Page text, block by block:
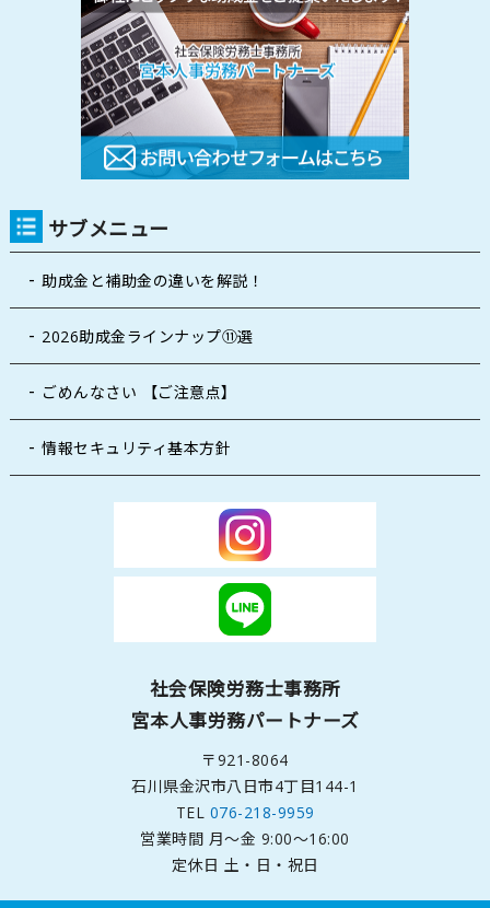
サブメニュー
助成金と補助金の違いを解説！
2026助成金ラインナップ⑪選
ごめんなさい 【ご注意点】
情報セキュリティ基本方針
社会保険労務士事務所
宮本人事労務パートナーズ
〒921-8064
石川県金沢市八日市4丁目144-1
TEL 076-218-9959
営業時間 月～金 9:00～16:00
定休日 土・日・祝日